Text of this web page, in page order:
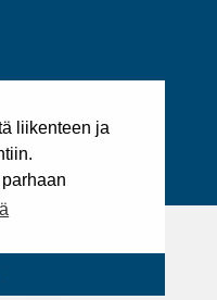
liikenteen ja